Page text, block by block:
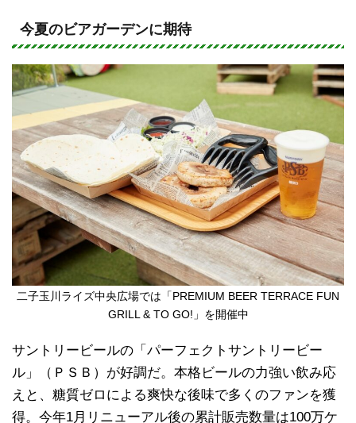
e
c
e
b
o
o
k
今夏のビアガーデンに期待
二子玉川ライズ中央広場では「PREMIUM BEER TERRACE FUN
GRILL & TO GO!」を開催中
サントリービールの「パーフェクトサントリービー
ル」（ＰＳＢ）が好調だ。本格ビールの力強い飲み応
えと、糖質ゼロによる爽快な後味で多くのファンを獲
得。今年1月リニューアル後の累計販売数量は100万ケ